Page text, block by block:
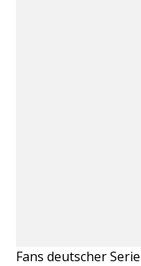
Fans deutscher